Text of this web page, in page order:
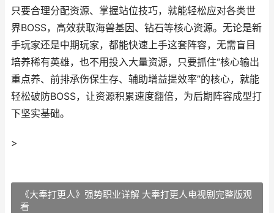
只要合理分配资源、掌握站位技巧，就能轻松应对各类世
界BOSS，高效获取海兽基因、钻石等核心资源。无论是新
手玩家还是中期玩家，都能快速上手这套阵容，无需盲目
培养稀有英雄，也不用投入大量资源，只要抓住“核心输出
重点养、前排承伤保生存、辅助增益提效率”的核心，就能
轻松破防BOSS，让资源积累速度翻倍，为后期阵容成型打
下坚实基础。
>
《大奉打更人》强势职业详解 大奉打更人电视剧完整版观
看